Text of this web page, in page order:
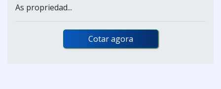
As propriedad...
Cotar agora